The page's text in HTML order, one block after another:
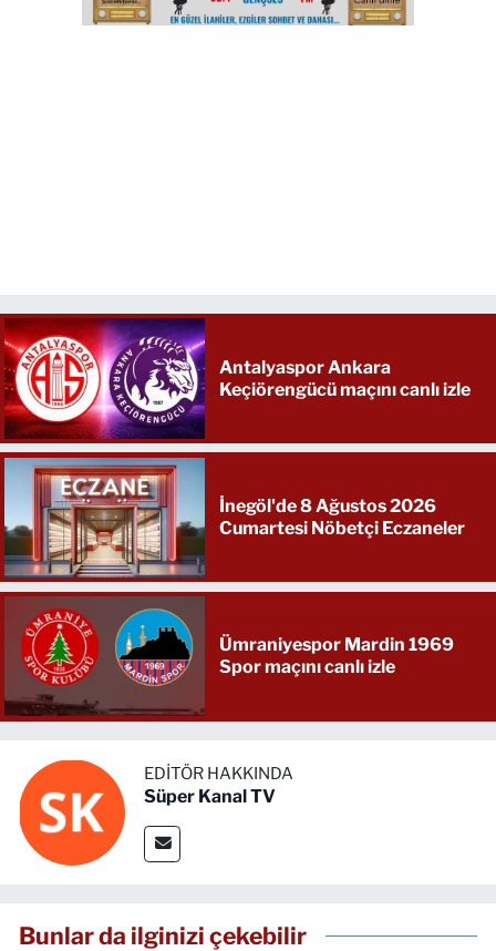
Antalyaspor Ankara
Keçiörengücü maçını canlı izle
İnegöl'de 8 Ağustos 2026
Cumartesi Nöbetçi Eczaneler
Ümraniyespor Mardin 1969
Spor maçını canlı izle
EDITÖR HAKKINDA
Süper Kanal TV
Bunlar da ilginizi çekebilir